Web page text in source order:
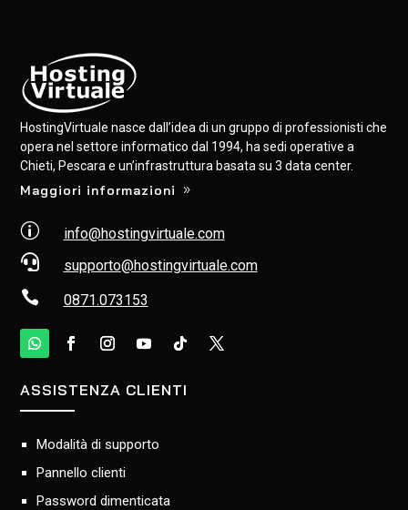
HostingVirtuale nasce dall’idea di un gruppo di professionisti che
opera nel settore informatico dal 1994, ha sedi operative a
Chieti, Pescara e un’infrastruttura basata su 3 data center.
Maggiori informazioni
p info@hostingvirtuale.com
 supporto@hostingvirtuale.com
 0871.073153
ASSISTENZA CLIENTI
Modalità di supporto
Pannello clienti
Password dimenticata